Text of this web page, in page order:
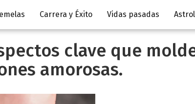
Carrera y Éxito Vidas pasadas
clave que
amorosas.